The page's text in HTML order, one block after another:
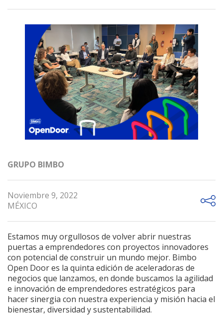
GRUPO BIMBO
Noviembre 9, 2022
MÉXICO
Estamos muy orgullosos de volver abrir nuestras
puertas a emprendedores con proyectos innovadores
con potencial de construir un mundo mejor. Bimbo
Open Door es la quinta edición de aceleradoras de
negocios que lanzamos, en donde buscamos la agilidad
e innovación de emprendedores estratégicos para
hacer sinergia con nuestra experiencia y misión hacia el
bienestar, diversidad y sustentabilidad.